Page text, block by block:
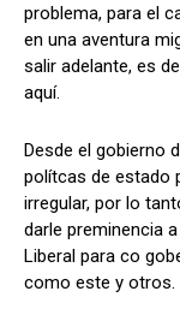
problema, para el
en una aventura
salir adelante, es
aquí.
Desde el gobierno
polítcas de estado
irregular, por lo
darle preminencia
Liberal para co
como este y otros.